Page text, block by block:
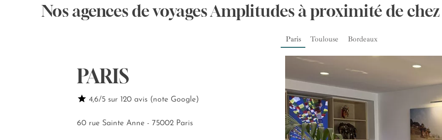
Nos agences de voyages Amplitudes à proximité de
Paris Toulouse Bordeaux
PARIS
4,6/5 sur 120 avis (note Google)
60 rue Sainte Anne - 75002 Paris